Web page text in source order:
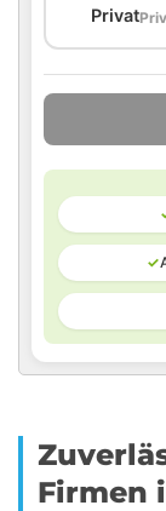
Privat
✓
Firmen